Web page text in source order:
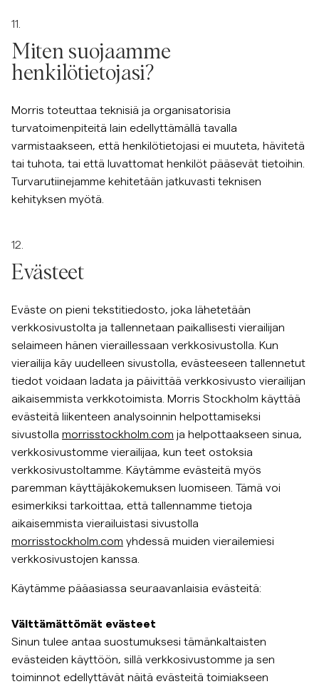
11.
Miten suojaamme
henkilötietojasi?
Morris toteuttaa teknisiä ja organisatorisia
turvatoimenpiteitä lain edellyttämällä tavalla
varmistaakseen, että henkilötietojasi ei muuteta, hävitetä
tai tuhota, tai että luvattomat henkilöt pääsevät tietoihin.
Turvarutiinejamme kehitetään jatkuvasti teknisen
kehityksen myötä.
12.
Evästeet
Eväste on pieni tekstitiedosto, joka lähetetään
verkkosivustolta ja tallennetaan paikallisesti vierailijan
selaimeen hänen vieraillessaan verkkosivustolla. Kun
vierailija käy uudelleen sivustolla, evästeeseen tallennetut
tiedot voidaan ladata ja päivittää verkkosivusto vierailijan
aikaisemmista verkkotoimista. Morris Stockholm käyttää
evästeitä liikenteen analysoinnin helpottamiseksi
sivustolla morrisstockholm.com ja helpottaakseen sinua,
verkkosivustomme vierailijaa, kun teet ostoksia
verkkosivustoltamme. Käytämme evästeitä myös
paremman käyttäjäkokemuksen luomiseen. Tämä voi
esimerkiksi tarkoittaa, että tallennamme tietoja
aikaisemmista vierailuistasi sivustolla
morrisstockholm.com yhdessä muiden vierailemiesi
verkkosivustojen kanssa.
Käytämme pääasiassa seuraavanlaisia evästeitä:
Välttämättömät evästeet
Sinun tulee antaa suostumuksesi tämänkaltaisten
evästeiden käyttöön, sillä verkkosivustomme ja sen
toiminnot edellyttävät näitä evästeitä toimiakseen